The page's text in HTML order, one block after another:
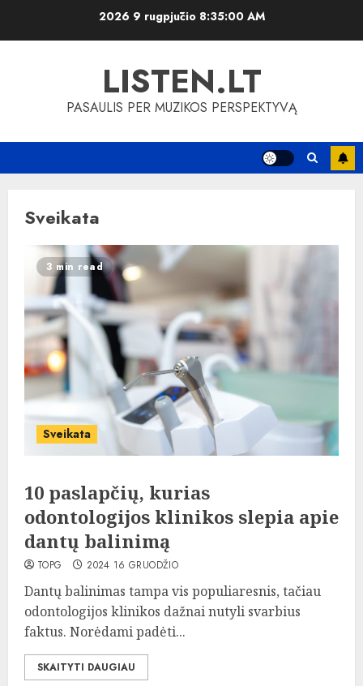
2026 9 rugpjūčio 8:35:01 AM
LISTEN.LT
PASAULIS PER MUZIKOS PERSPEKTYVĄ
Sveikata
3 min read
Sveikata
10 paslapčių, kurias
odontologijos klinikos slepia apie
dantų balinimą
TOPG 2024 16 GRUODŽIO
Dantų balinimas tampa vis populiaresnis, tačiau
odontologijos klinikos dažnai nutyli svarbius
faktus. Norėdami padėti...
SKAITYTI DAUGIAU